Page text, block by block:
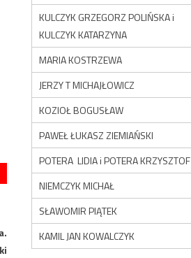
KULCZYK GRZEGORZ POLIŃSKA i
KULCZYK KATARZYNA
MARIA KOSTRZEWA
JERZY T MICHAJŁOWICZ
KOZIOŁ BOGUSŁAW
PAWEŁ ŁUKASZ ZIEMIAŃSKI
POTERA LIDIA i POTERA KRZYSZTOF
NIEMCZYK MICHAŁ
SŁAWOMIR PIĄTEK
KAMIL JAN KOWALCZYK